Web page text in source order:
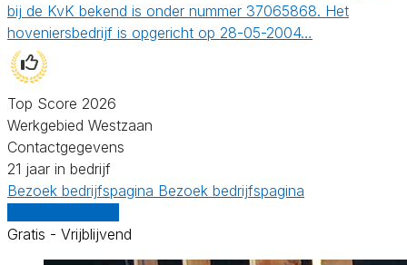
bij de KvK bekend is onder nummer 37065868. Het
hoveniersbedrijf is opgericht op 28-05-2004…
Top Score 2026
Werkgebied Westzaan
Contactgegevens
21 jaar in bedrijf
Bezoek bedrijfspagina Bezoek bedrijfspagina
Gratis - Vrijblijvend